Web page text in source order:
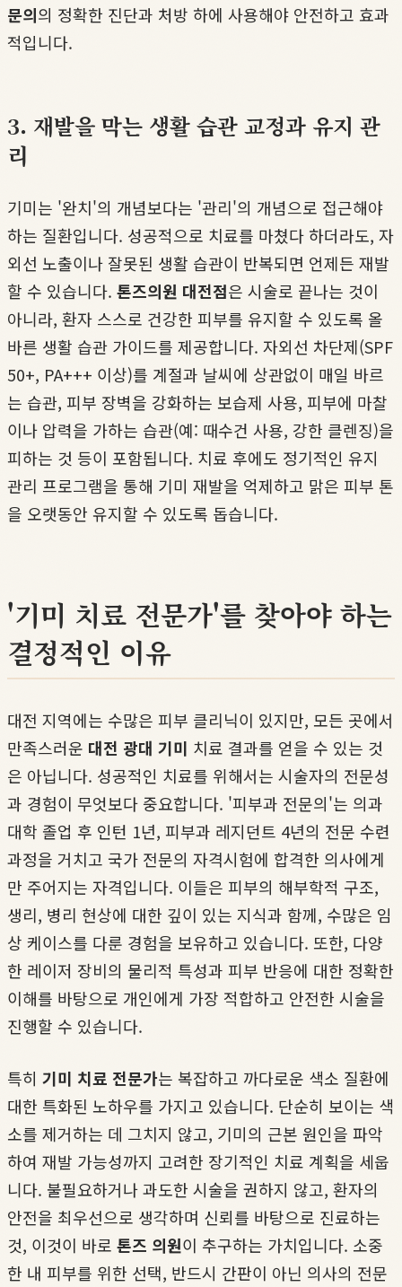
문의의 정확한 진단과 처방 하에 사용해야 안전하고 효과
적입니다.
3. 재발을 막는 생활 습관 교정과 유지 관
리
기미는 '완치'의 개념보다는 '관리'의 개념으로 접근해야
하는 질환입니다. 성공적으로 치료를 마쳤다 하더라도, 자
외선 노출이나 잘못된 생활 습관이 반복되면 언제든 재발
할 수 있습니다. 톤즈의원 대전점은 시술로 끝나는 것이
아니라, 환자 스스로 건강한 피부를 유지할 수 있도록 올
바른 생활 습관 가이드를 제공합니다. 자외선 차단제(SPF
50+, PA+++ 이상)를 계절과 날씨에 상관없이 매일 바르
는 습관, 피부 장벽을 강화하는 보습제 사용, 피부에 마찰
이나 압력을 가하는 습관(예: 때수건 사용, 강한 클렌징)을
피하는 것 등이 포함됩니다. 치료 후에도 정기적인 유지
관리 프로그램을 통해 기미 재발을 억제하고 맑은 피부 톤
을 오랫동안 유지할 수 있도록 돕습니다.
'기미 치료 전문가'를 찾아야 하는
결정적인 이유
대전 지역에는 수많은 피부 클리닉이 있지만, 모든 곳에서
만족스러운 대전 광대 기미 치료 결과를 얻을 수 있는 것
은 아닙니다. 성공적인 치료를 위해서는 시술자의 전문성
과 경험이 무엇보다 중요합니다. '피부과 전문의'는 의과
대학 졸업 후 인턴 1년, 피부과 레지던트 4년의 전문 수련
과정을 거치고 국가 전문의 자격시험에 합격한 의사에게
만 주어지는 자격입니다. 이들은 피부의 해부학적 구조,
생리, 병리 현상에 대한 깊이 있는 지식과 함께, 수많은 임
상 케이스를 다룬 경험을 보유하고 있습니다. 또한, 다양
한 레이저 장비의 물리적 특성과 피부 반응에 대한 정확한
이해를 바탕으로 개인에게 가장 적합하고 안전한 시술을
진행할 수 있습니다.
특히 기미 치료 전문가는 복잡하고 까다로운 색소 질환에
대한 특화된 노하우를 가지고 있습니다. 단순히 보이는 색
소를 제거하는 데 그치지 않고, 기미의 근본 원인을 파악
하여 재발 가능성까지 고려한 장기적인 치료 계획을 세웁
니다. 불필요하거나 과도한 시술을 권하지 않고, 환자의
안전을 최우선으로 생각하며 신뢰를 바탕으로 진료하는
것, 이것이 바로 톤즈 의원이 추구하는 가치입니다. 소중
한 내 피부를 위한 선택, 반드시 간판이 아닌 의사의 전문